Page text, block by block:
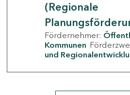
(Regionale
Fördernehmer:
Kommunen
und